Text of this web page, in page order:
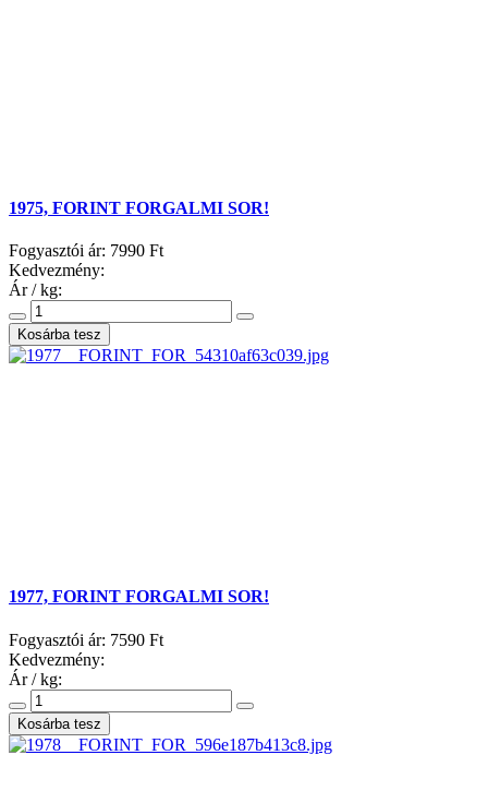
1975, FORINT FORGALMI SOR!
Fogyasztói ár: 7990 Ft
Kedvezmény:
Ár / kg:
1977, FORINT FORGALMI SOR!
Fogyasztói ár: 7590 Ft
Kedvezmény:
Ár / kg: